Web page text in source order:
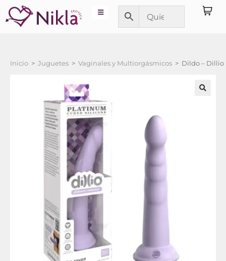
Inicio > Juguetes > Vaginales y Multiorgásmicos > Dildo – Dillio